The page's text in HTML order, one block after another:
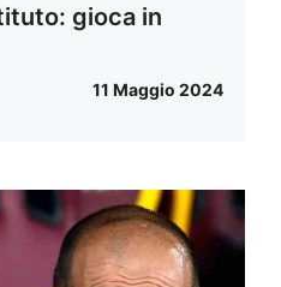
gioca in
11 Maggio 2024